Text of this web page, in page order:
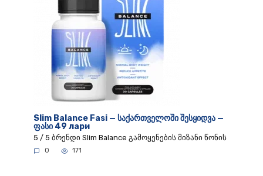
Slim Balance Fasi — საქართველოში შესყიდვა —
ფასი 49 лари
5 / 5 ბრენდი Slim Balance გამოყენების მიზანი წონის
0 171